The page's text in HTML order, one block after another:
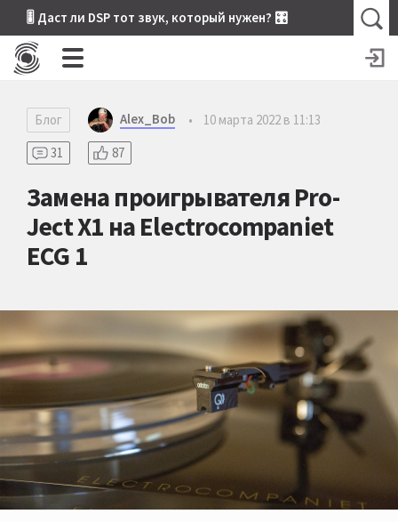
🎚 Даст ли DSP тот звук, который нужен? 🎛
Блог Alex_Bob •
10 марта 2022 в 11:13
31
87
Замена проигрывателя Pro-
Ject X1 на Electrocompaniet
ECG 1